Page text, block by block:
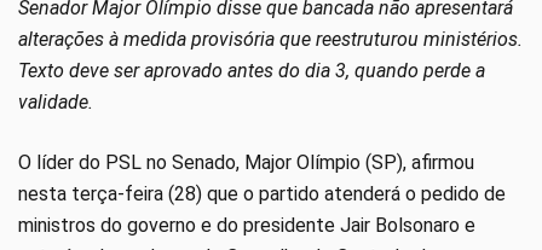
Senador Major Olímpio disse que bancada não apresentará
alterações à medida provisória que reestruturou ministérios.
Texto deve ser aprovado antes do dia 3, quando perde a
validade.
O líder do PSL no Senado, Major Olímpio (SP), afirmou
nesta terça-feira (28) que o partido atenderá o pedido de
ministros do governo e do presidente Jair Bolsonaro e